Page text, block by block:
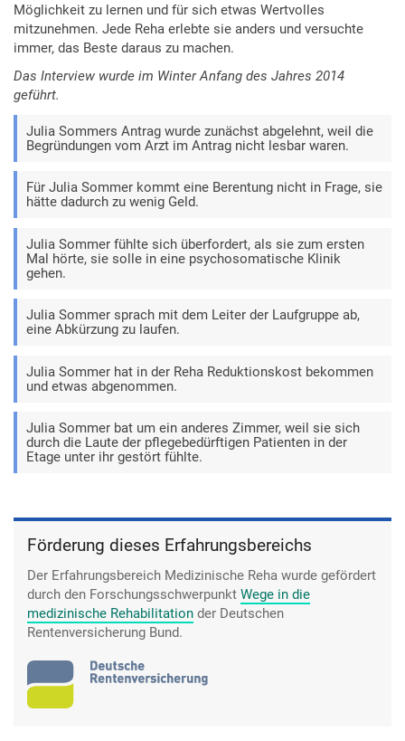
Möglichkeit zu lernen und für sich etwas Wertvolles
mitzunehmen. Jede Reha erlebte sie anders und versuchte
immer, das Beste daraus zu machen.
Das Interview wurde im Winter Anfang des Jahres 2014
geführt.
Julia Sommers Antrag wurde zunächst abgelehnt, weil die
Begründungen vom Arzt im Antrag nicht lesbar waren.
Für Julia Sommer kommt eine Berentung nicht in Frage, sie
hätte dadurch zu wenig Geld.
Julia Sommer fühlte sich überfordert, als sie zum ersten
Mal hörte, sie solle in eine psychosomatische Klinik
gehen.
Julia Sommer sprach mit dem Leiter der Laufgruppe ab,
eine Abkürzung zu laufen.
Julia Sommer hat in der Reha Reduktionskost bekommen
und etwas abgenommen.
Julia Sommer bat um ein anderes Zimmer, weil sie sich
durch die Laute der pflegebedürftigen Patienten in der
Etage unter ihr gestört fühlte.
Förderung dieses Erfahrungsbereichs
Der Erfahrungsbereich Medizinische Reha wurde gefördert
durch den Forschungsschwerpunkt Wege in die
medizinische Rehabilitation der Deutschen
Rentenversicherung Bund.